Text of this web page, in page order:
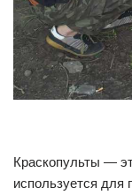
Краскопульты —
используется для